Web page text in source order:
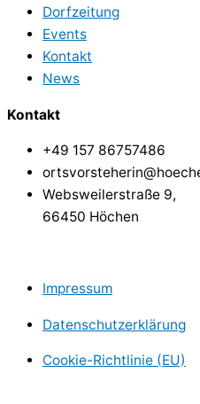
Dorfzeitung
Events
Kontakt
News
Kontakt
+49 157 86757486
Websweilerstraße 9,
66450 Höchen
Impressum
Datenschutzerklärung
Cookie-Richtlinie (EU)